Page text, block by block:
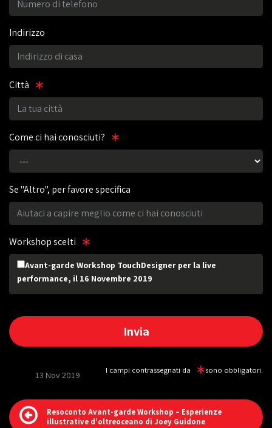
Indirizzo
Città
Come ci hai conosciuti?
Se "Altro", per favore specifica
Workshop scelti
Avant-garde Workshop TouchDesigner per la live
performance, il 16 Novembre 2019
I campi contrassegnati da sono obbligatori.
13 Nov 2019
Resoconto Avant-garde Workshop – Esperienze
illustrative d’oltreoceano di Joey Guidone